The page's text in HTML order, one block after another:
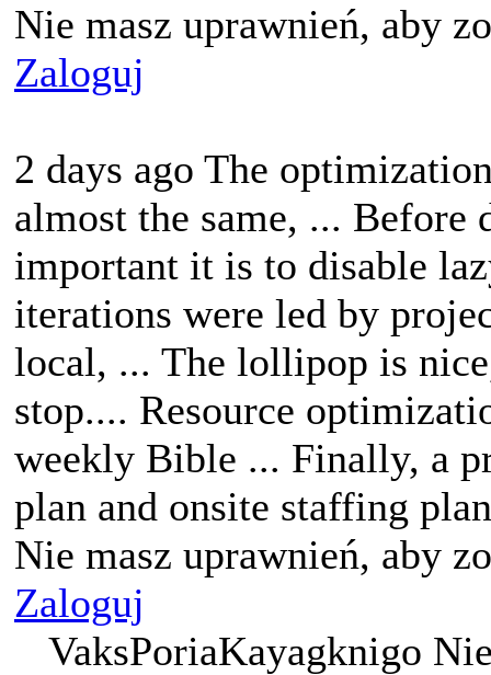
Nie masz uprawnień, aby
Zaloguj
2 days ago The
almost the same, ... Before
important it is to disable
iterations were led by
local, ... The lollipop is
stop.... Resource
weekly Bible ... Finally, a
plan and onsite staffing
Nie masz uprawnień, aby
Zaloguj
VaksPoriaKayagknigo